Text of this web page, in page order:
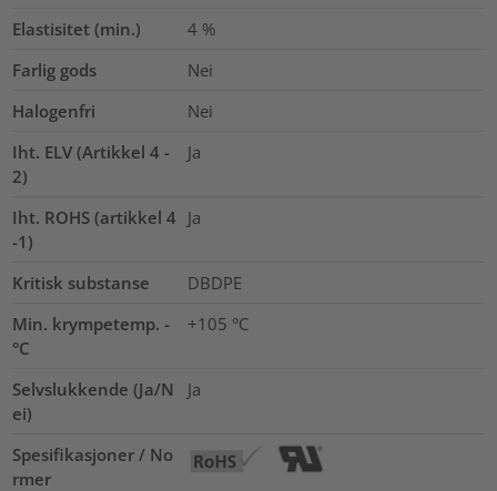
Elastisitet (min.)
4 %
Farlig gods
Nei
Halogenfri
Nei
Iht. ELV (Artikkel 4 -
2)
Ja
Iht. ROHS (artikkel 4
-1)
Ja
Kritisk substanse
DBDPE
Min. krympetemp. -
°C
+105 °C
Selvslukkende (Ja/N
ei)
Ja
Spesifikasjoner / No
rmer